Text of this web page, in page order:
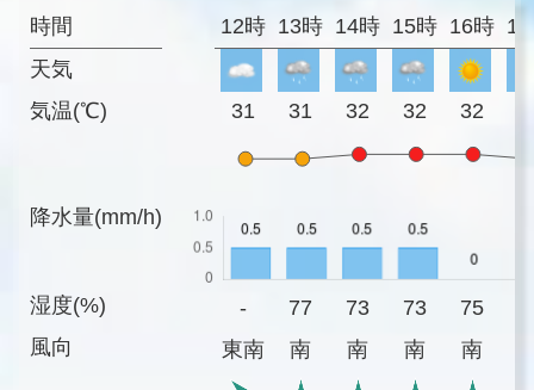
時間
天気
気温(℃)
降水量(mm/h)
湿度(%)
風向
12時 13時 14時 15時 16時
31 31 32 32 32
- 77 73 73 75
東南
南 南 南 南